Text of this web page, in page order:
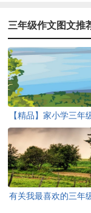
三年级作文图文推
【精品】家小学三年
7篇
有关我最喜欢的三年